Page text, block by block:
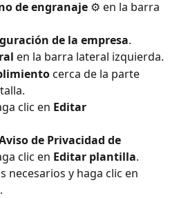
de engranaje ⚙️ en la barra
de la empresa.
en la barra lateral izquierda.
cerca de la parte
clic en Editar
de Privacidad de
clic en Editar plantilla.
necesarios y haga clic en
.